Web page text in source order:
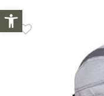
פתח